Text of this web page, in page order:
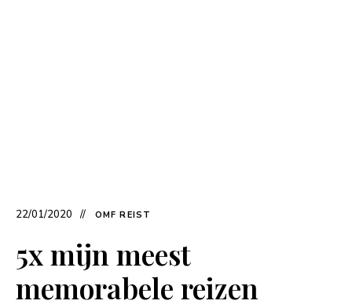
22/01/2020 OMF REIST
5x mijn meest
memorabele reizen